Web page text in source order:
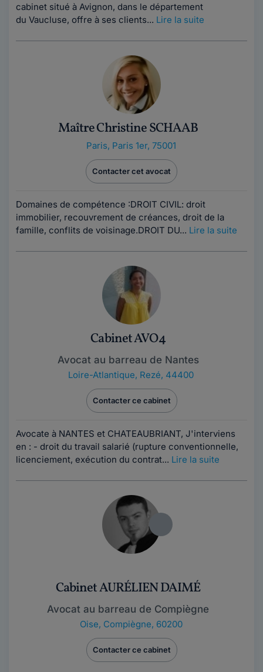
cabinet situé à Avignon, dans le département
du Vaucluse, offre à ses clients... Lire la suite
Maître Christine SCHAAB
Paris, Paris 1er, 75001
Contacter cet avocat
Domaines de compétence :DROIT CIVIL: droit
immobilier, recouvrement de créances, droit de la
famille, conflits de voisinage.DROIT DU... Lire la suite
Cabinet AVO4
Avocat au barreau de Nantes
Loire-Atlantique, Rezé, 44400
Contacter ce cabinet
Avocate à NANTES et CHATEAUBRIANT, J'interviens
en : - droit du travail salarié (rupture conventionnelle,
licenciement, exécution du contrat... Lire la suite
Cabinet AURÉLIEN DAIMÉ
Avocat au barreau de Compiègne
Oise, Compiègne, 60200
Contacter ce cabinet